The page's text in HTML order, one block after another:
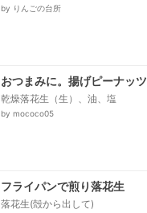
by りんごの台所
おつまみに。揚げピーナッツ
乾燥落花生（生）、油、塩
by mococo05
フライパンで煎り落花生
落花生(殻から出して)